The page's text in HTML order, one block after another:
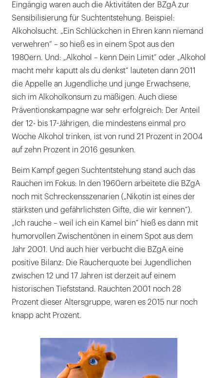
Eingängig waren auch die Aktivitäten der BZgA zur
Sensibilisierung für Suchtentstehung. Beispiel:
Alkoholsucht. „Ein Schlückchen in Ehren kann niemand
verwehren“ – so hieß es in einem Spot aus den
1980ern. Und: „Alkohol – kenn Dein Limit“ oder „Alkohol
macht mehr kaputt als du denkst“ lauteten dann 2011
die Appelle an Jugendliche und junge Erwachsene,
sich im Alkoholkonsum zu mäßigen. Auch diese
Präventionskampagne war sehr erfolgreich: Der Anteil
der 12- bis 17-Jährigen, die mindestens einmal pro
Woche Alkohol trinken, ist von rund 21 Prozent in 2004
auf zehn Prozent in 2016 gesunken.
Beim Kampf gegen Suchtentstehung stand auch das
Rauchen im Fokus: In den 1960ern arbeitete die BZgA
noch mit Schreckensszenarien („Nikotin ist eines der
stärksten und gefährlichsten Gifte, die wir kennen“).
„Ich rauche – weil ich ein Kamel bin“ hieß es dann mit
humorvollen Zwischentönen in einem Spot aus dem
Jahr 2001. Und auch hier verbucht die BZgA eine
positive Bilanz: Die Raucherquote bei Jugendlichen
zwischen 12 und 17 Jahren ist derzeit auf einem
historischen Tiefststand. Rauchten 2001 noch 28
Prozent dieser Altersgruppe, waren es 2015 nur noch
knapp acht Prozent.